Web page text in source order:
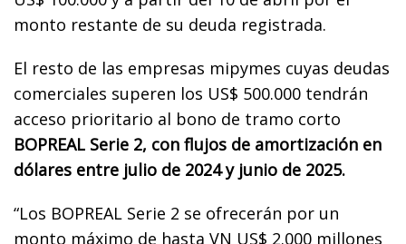
monto restante de su deuda registrada.
El resto de las empresas mipymes cuyas deudas
comerciales superen los US$ 500.000 tendrán
acceso prioritario al bono de tramo corto
BOPREAL Serie 2, con flujos de amortización en
dólares entre julio de 2024 y junio de 2025.
“Los BOPREAL Serie 2 se ofrecerán por un
monto máximo de hasta VN US$ 2.000 millones